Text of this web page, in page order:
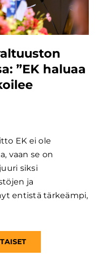
”EK haluaa
EK ei ole
vaan se on
siksi
ja
entistä tärkeämpi,